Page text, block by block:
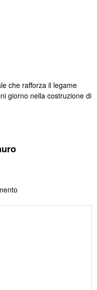
che rafforza il legame
giorno nella costruzione di